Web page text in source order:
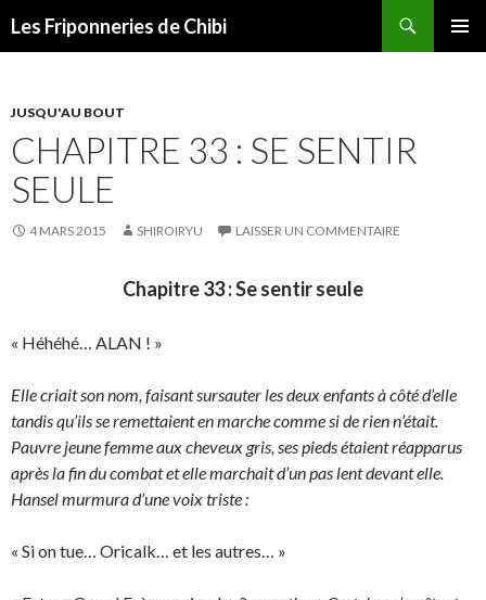
Les Friponneries de Chibi
JUSQU'AU BOUT
CHAPITRE 33 : SE SENTIR
SEULE
4 MARS 2015 SHIROIRYU LAISSER UN COMMENTAIRE
Chapitre 33 : Se sentir seule
« Héhéhé… ALAN ! »
Elle criait son nom, faisant sursauter les deux enfants à côté d’elle
tandis qu’ils se remettaient en marche comme si de rien n’était.
Pauvre jeune femme aux cheveux gris, ses pieds étaient réapparus
après la fin du combat et elle marchait d’un pas lent devant elle.
Hansel murmura d’une voix triste :
« Si on tue… Oricalk… et les autres… »